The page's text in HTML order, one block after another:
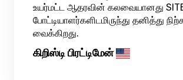
உயர்மட்ட ஆதரவின் கலவையானது
போட்டியாளர்களிடமிருந்து தனித்து
வைக்கிறது.
கிறிஸ்டி பிரட்டிமேன்